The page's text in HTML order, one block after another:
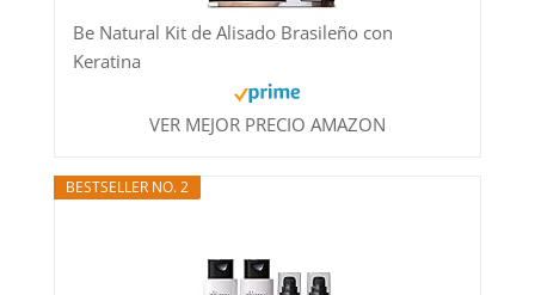
Be Natural Kit de Alisado Brasileño con
Keratina
VER MEJOR PRECIO AMAZON
BESTSELLER NO. 2